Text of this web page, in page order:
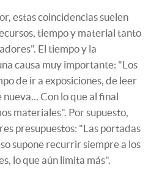
estas coincidencias suelen
tiempo y material tanto
El tiempo y la
causa muy importante: "Los
de ir a exposiciones, de leer
Con lo que al final
materiales". Por supuesto,
presupuestos: "Las portadas
supone recurrir siempre a los
lo que aún limita más".